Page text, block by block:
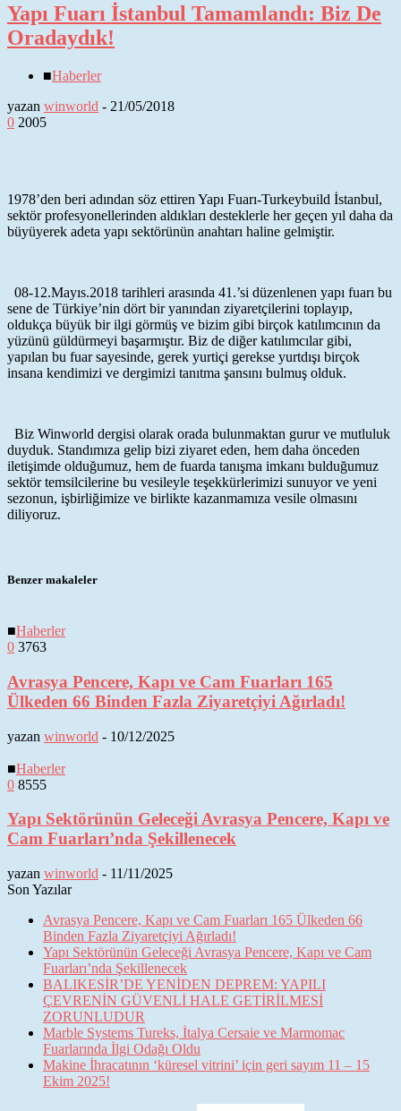
Yapı Fuarı İstanbul Tamamlandı: Biz De
Oradaydık!
■Haberler
yazan winworld - 21/05/2018
0 2005
1978’den beri adından söz ettiren Yapı Fuarı-Turkeybuild İstanbul,
sektör profesyonellerinden aldıkları desteklerle her geçen yıl daha da
büyüyerek adeta yapı sektörünün anahtarı haline gelmiştir.
08-12.Mayıs.2018 tarihleri arasında 41.’si düzenlenen yapı fuarı bu
sene de Türkiye’nin dört bir yanından ziyaretçilerini toplayıp,
oldukça büyük bir ilgi görmüş ve bizim gibi birçok katılımcının da
yüzünü güldürmeyi başarmıştır. Biz de diğerkatılımcılar gibi,
yapılan bu fuar sayesinde, gerek yurtiçi gerekse yurtdışı birçok
insana kendimizi ve dergimizi tanıtma şansını bulmuş olduk.
Biz Winworld dergisi olarak orada bulunmaktan gurur ve mutluluk
duyduk. Standımıza gelip bizi ziyaret eden, hem daha önceden
iletişimde olduğumuz, hem de fuarda tanışma imkanı bulduğumuz
sektör temsilcilerine bu vesileyle teşekkürlerimizi sunuyor ve yeni
sezonun, işbirliğimize ve birlikte kazanmamıza vesile olmasını
diliyoruz.
Benzer makaleler
■Haberler
0 3763
Avrasya Pencere, Kapı ve Cam Fuarları 165
Ülkeden 66 Binden Fazla Ziyaretçiyi Ağırladı!
yazan winworld - 10/12/2025
■Haberler
0 8555
Yapı Sektörünün Geleceği Avrasya Pencere, Kapı ve
Cam Fuarları’nda Şekillenecek
yazan winworld - 11/11/2025
Son Yazılar
Avrasya Pencere, Kapı ve Cam Fuarları 165 Ülkeden 66
Binden Fazla Ziyaretçiyi Ağırladı!
Yapı Sektörünün Geleceği Avrasya Pencere, Kapı ve Cam
Fuarları’nda Şekillenecek
BALIKESİR’DE YENİDEN DEPREM: YAPILI
ÇEVRENİN GÜVENLİ HALE GETİRİLMESİ
ZORUNLUDUR
Marble Systems Tureks, İtalya Cersaie ve Marmomac
Fuarlarında İlgi Odağı Oldu
Makine İhracatının ‘küresel vitrini’ için geri sayım 11 – 15
Ekim 2025!